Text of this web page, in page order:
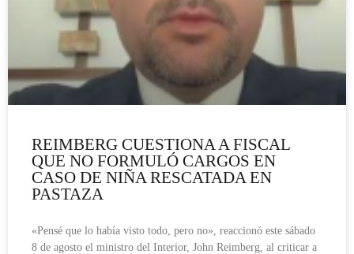
REIMBERG CUESTIONA A FISCAL
QUE NO FORMULÓ CARGOS EN
CASO DE NIÑA RESCATADA EN
PASTAZA
«Pensé que lo había visto todo, pero no», reaccionó este sábado
8 de agosto el ministro del Interior, John Reimberg, al criticar a